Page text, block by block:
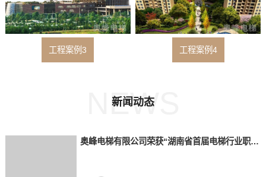
工程案例3 工程案例4
新闻动态
NEWS
奥峰电梯有限公司荣获“湖南省首届电梯行业职业技能竞赛”二等奖